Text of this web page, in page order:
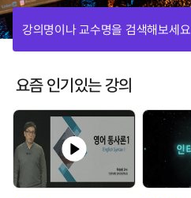
강의명이나 교수명을 검색해보세요
요즘 인기있는 강의